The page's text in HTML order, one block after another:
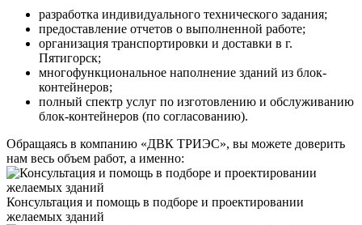
разработка индивидуального технического задания;
предоставление отчетов о выполненной работе;
организация транспортировки и доставки в г.
Пятигорск;
многофункциональное наполнение зданий из блок-
контейнеров;
полный спектр услуг по изготовлению и обслуживанию
блок-контейнеров (по согласованию).
Обращаясь в компанию «ДВК ТРИЭС», вы можете доверить
нам весь объем работ, а именно:
Консультация и помощь в подборе и проектировании
желаемых зданий